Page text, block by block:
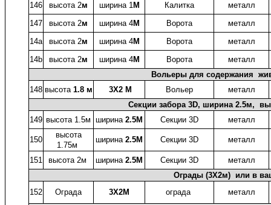
146
высота 2м ширина 1М Калитка
металл
147
высота 2м ширина 4М Ворота
металл
14a
высота 2м ширина 4М Ворота
металл
14b
высота 2м ширина 4М Ворота
металл
Вольеры для содержания
148 высота 1.8 м 3X2 М Вольер
металл
Секции забора 3D, ширина 2.5м,
149 высота 1.5м ширина2.5М Секции 3D металл
150
высота
1.75м
ширина2.5М Секции 3D металл
151 высота 2м ширина2.5М Секции 3D
металл
Ограды (3X2м) или в
152
Ограда 3X2М ограда
металл